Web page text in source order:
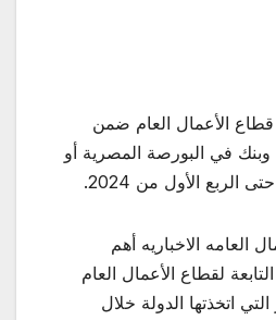
الأعمال العام ضمن
32 شركة وبنك في البورصة المصرية أو
الأول من 2024.
العامه الاخباريه أهم
لقطاع الأعمال العام
اتخذتها الدولة خلال